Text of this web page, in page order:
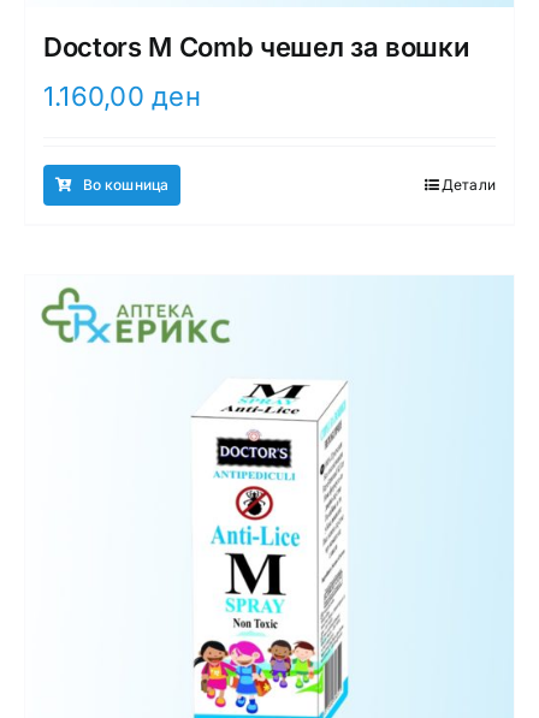
Doctors M Comb чешел за вошки
1.160,00ден
Во кошница Детали